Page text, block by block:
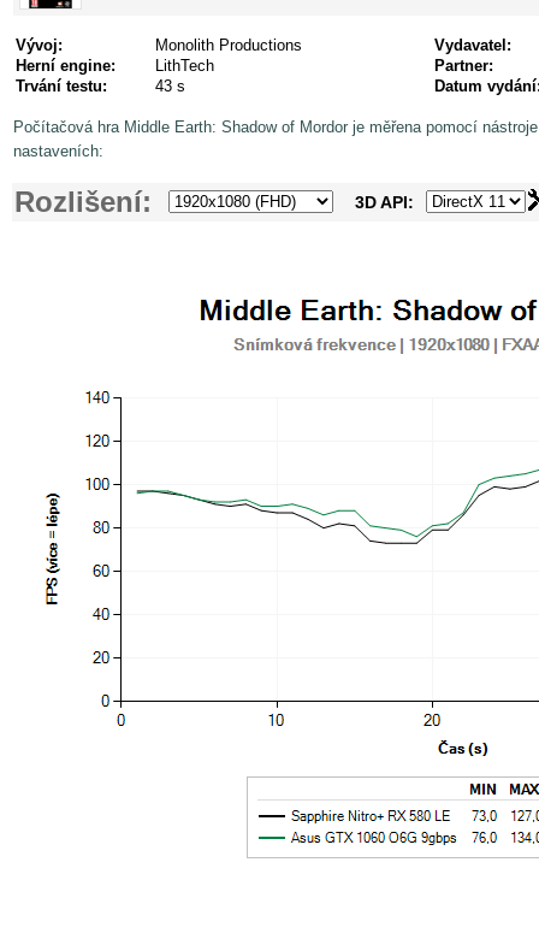
Vývoj: Monolith Productions
Vydavatel:
Herní engine:
LithTech
Partner:
Trvání testu:
43 s Datum
Počítačová hra Middle Earth: Shadow of Mordor je měřena pomocí
nastaveních:
Rozlišení: 3D API: